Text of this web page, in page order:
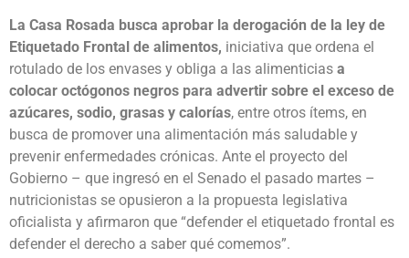
La Casa Rosada busca aprobar la derogación de la ley de
Etiquetado Frontal de alimentos, iniciativa que ordena el
rotulado de los envases y obliga a las alimenticias a
colocar octógonos negros para advertir sobre el exceso de
azúcares, sodio, grasas y calorías, entre otros ítems, en
busca de promover una alimentación más saludable y
prevenir enfermedades crónicas. Ante el proyecto del
Gobierno – que ingresó en el Senado el pasado martes –
nutricionistas se opusieron a la propuesta legislativa
oficialista y afirmaron que “defender el etiquetado frontal es
defender el derecho a saber qué comemos”.